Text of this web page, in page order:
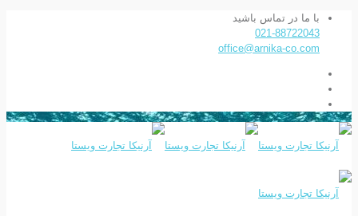
با ما در تماس باشید
021-88722043
office@arnika-co.com